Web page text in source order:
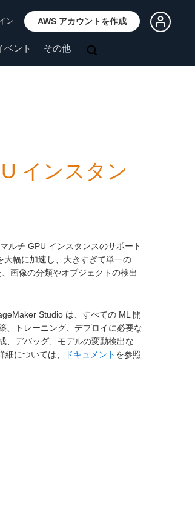
ン AWS アカウントを作成
ベント その他
インスタン
ルチ GPU インスタンスのサポート
幅に加速し、大きすぎて単一の
画像の分類やオブジェクトの検出
Studio は、すべての ML 開
、トレーニング、デプロイに必要な
、デバッグ、モデルの変動検出な
については、
ドキュメント を参照